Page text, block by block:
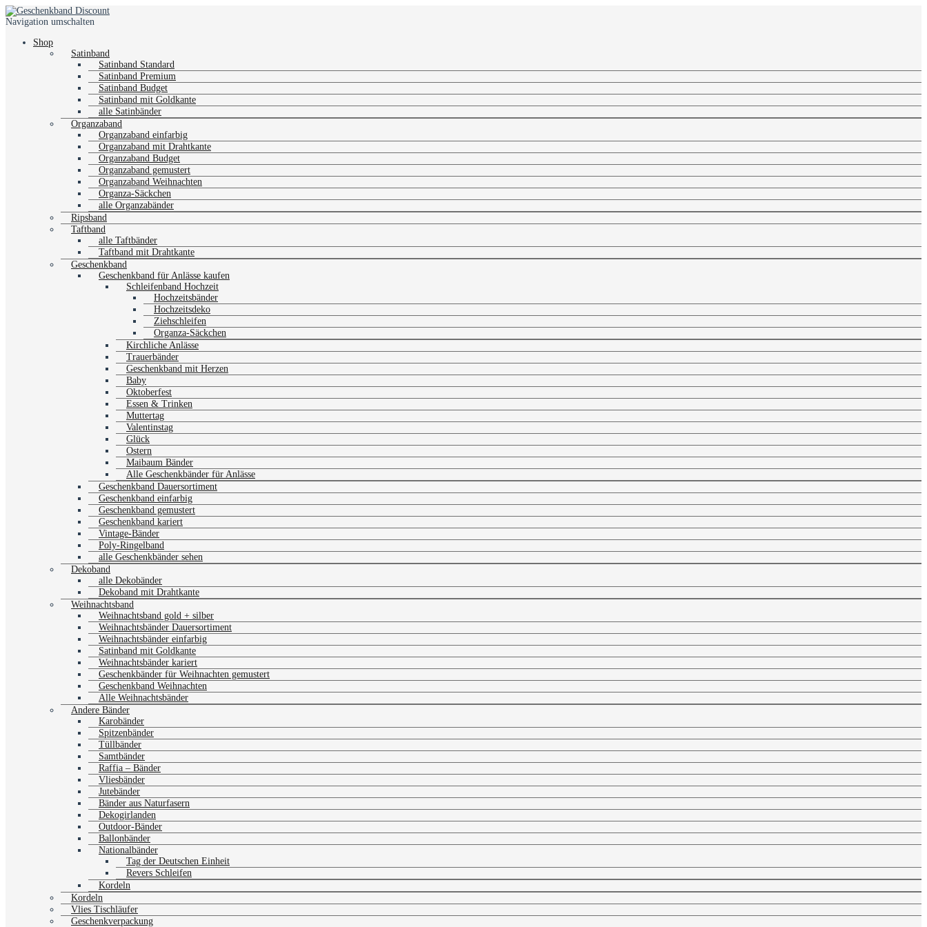
Navigation umschalten
Shop
Satinband
Satinband Standard
Satinband Premium
Satinband Budget
Satinband mit Goldkante
alle Satinbänder
Organzaband
Organzaband einfarbig
Organzaband mit Drahtkante
Organzaband Budget
Organzaband gemustert
Organzaband Weihnachten
Organza-Säckchen
alle Organzabänder
Ripsband
Taftband
alle Taftbänder
Taftband mit Drahtkante
Geschenkband
Geschenkband für Anlässe kaufen
Schleifenband Hochzeit
Hochzeitsbänder
Hochzeitsdeko
Ziehschleifen
Organza-Säckchen
Kirchliche Anlässe
Trauerbänder
Geschenkband mit Herzen
Baby
Oktoberfest
Essen & Trinken
Muttertag
Valentinstag
Glück
Ostern
Maibaum Bänder
Alle Geschenkbänder für Anlässe
Geschenkband Dauersortiment
Geschenkband einfarbig
Geschenkband gemustert
Geschenkband kariert
Vintage-Bänder
Poly-Ringelband
alle Geschenkbänder sehen
Dekoband
alle Dekobänder
Dekoband mit Drahtkante
Weihnachtsband
Weihnachtsband gold + silber
Weihnachtsbänder Dauersortiment
Weihnachtsbänder einfarbig
Satinband mit Goldkante
Weihnachtsbänder kariert
Geschenkbänder für Weihnachten gemustert
Geschenkband Weihnachten
Alle Weihnachtsbänder
Andere Bänder
Karobänder
Spitzenbänder
Tüllbänder
Samtbänder
Raffia – Bänder
Vliesbänder
Jutebänder
Bänder aus Naturfasern
Dekogirlanden
Outdoor-Bänder
Ballonbänder
Nationalbänder
Tag der Deutschen Einheit
Revers Schleifen
Kordeln
Kordeln
Vlies Tischläufer
Geschenkverpackung